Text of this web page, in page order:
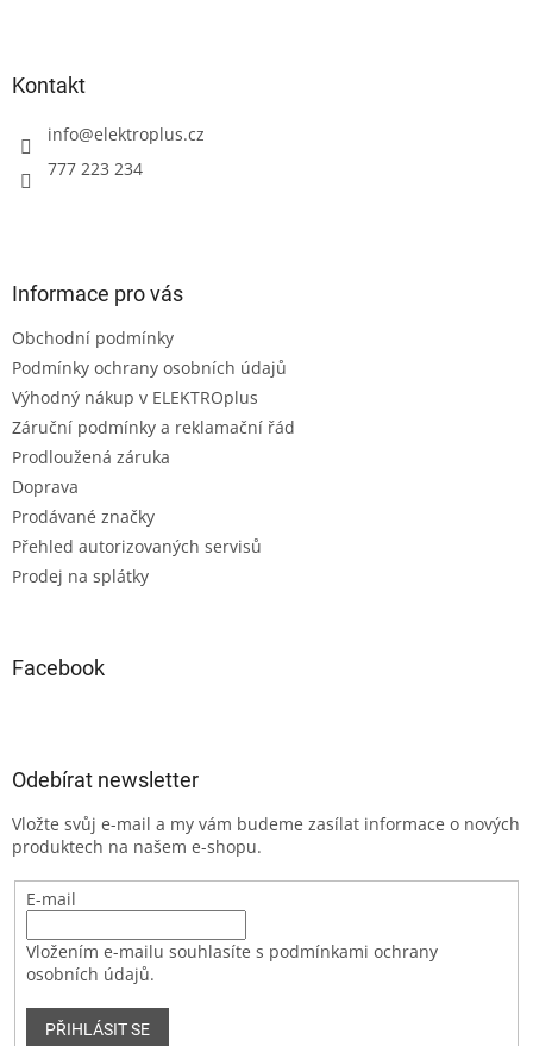
Kontakt
info@elektroplus.cz
777 223 234
Informace pro vás
Obchodní podmínky
Podmínky ochrany osobních údajů
Výhodný nákup v ELEKTROplus
Záruční podmínky a reklamační řád
Prodloužená záruka
Doprava
Prodávané značky
Přehled autorizovaných servisů
Prodej na splátky
Facebook
Odebírat newsletter
Vložte svůj e-mail a my vám budeme zasílat informace o nových
produktech na našem e-shopu.
E-mail
Vložením e-mailu souhlasíte s podmínkami ochrany
osobních údajů.
PŘIHLÁSIT SE